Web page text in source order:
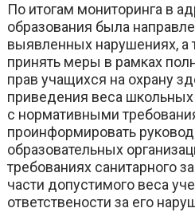
По итогам мониторинга в
образования была
выявленных нарушениях, а
принять меры в рамках
прав учащихся на охрану
приведения веса школьных
с нормативными
проинформировать
образовательных
требованиях санитарного
части допустимого веса
ответствености за его